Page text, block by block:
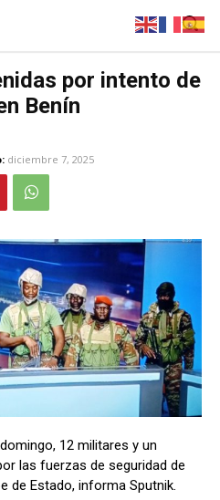
por intento de
Benín
diciembre 7, 2025
12 militares y un
las fuerzas de seguridad de
de Estado, informa Sputnik.